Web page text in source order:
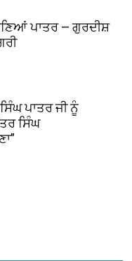
ਪਾਤਰ — ਗੁਰਦੀਸ਼
ਪਾਤਰ ਜੀ ਨੂੰ
ਸਿੰਘ